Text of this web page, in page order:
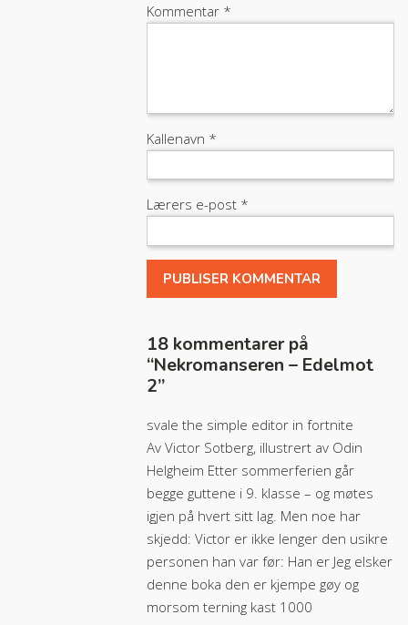
Kommentar *
Kallenavn *
Lærers e-post *
18 kommentarer på
“Nekromanseren – Edelmot
2”
svale the simple editor in fortnite
Av Victor Sotberg, illustrert av Odin
Helgheim Etter sommerferien går
begge guttene i 9. klasse – og møtes
igjen på hvert sitt lag. Men noe har
skjedd: Victor er ikke lenger den usikre
personen han var før: Han er Jeg elsker
denne boka den er kjempe gøy og
morsom terning kast 1000